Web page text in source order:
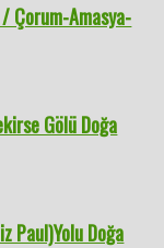
Çorum-Amasya-
Gölü Doğa
Paul)Yolu Doğa